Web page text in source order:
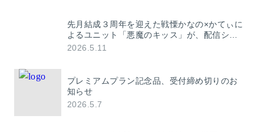
先月結成３周年を迎えた戦慄かなの×かてぃに
よるユニット「悪魔のキッス」が、配信シン
グル「ERA」（エラ）を発表！ 作詞・作曲
2026.5.11
プレミアムプラン記念品、受付締め切りのお
知らせ
2026.5.7